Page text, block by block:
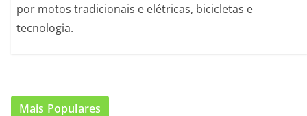
por motos tradicionais e elétricas, bicicletas e
tecnologia.
Mais Populares